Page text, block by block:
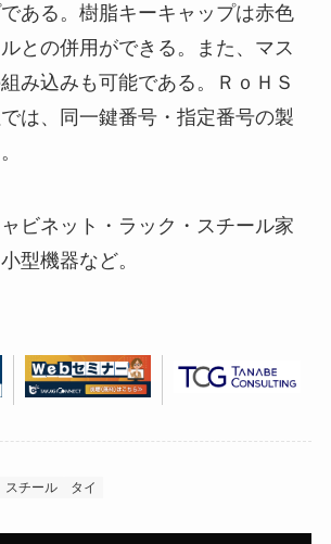
ある。樹脂キーキャップは赤色
との併用ができる。また、マス
み込みも可能である。ＲｏＨＳ
は、同一鍵番号・指定番号の製
ビネット・ラック・スチール家
型機器など。
スチール タイ